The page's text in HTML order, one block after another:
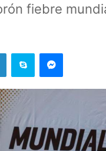
fiebre
LinkedInSkype Messenger